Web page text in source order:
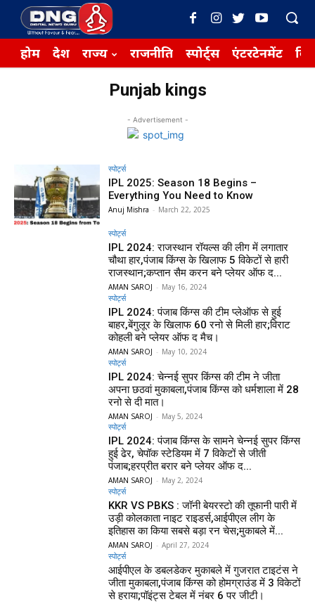
होम देश राज्य राजनीति स्पोर्ट्स एंटरटेनमेंट
Punjab kings
- Advertisement -
स्पोर्ट्स
IPL 2025: Season 18 Begins –
Everything You Need to Know
Anuj Mishra - March 22, 2025
स्पोर्ट्स
IPL 2024: राजस्थान रॉयल्स की लीग में लगातार
चौथा हार,पंजाब किंग्स के खिलाफ 5 विकेटों से हारी
राजस्थान;कप्तान सैम करन बने प्लेयर ऑफ द...
AMAN SAROJ - May 16, 2024
स्पोर्ट्स
IPL 2024: पंजाब किंग्स की टीम प्लेऑफ से हुई
बाहर,बेंगुलूर के खिलाफ 60 रनो से मिली हार;विराट
कोहली बने प्लेयर ऑफ द मैच।
AMAN SAROJ - May 10, 2024
स्पोर्ट्स
IPL 2024: चेन्नई सुपर किंग्स की टीम ने जीता
अपना छठवां मुकाबला,पंजाब किंग्स को धर्मशाला में 28
रनो से दी मात।
AMAN SAROJ - May 5, 2024
स्पोर्ट्स
IPL 2024: पंजाब किंग्स के सामने चेन्नई सुपर किंग्स
हुई ढेर, चेपॉक स्टेडियम में 7 विकेटों से जीती
पंजाब;हरप्रीत बरार बने प्लेयर ऑफ द...
AMAN SAROJ - May 2, 2024
स्पोर्ट्स
KKR VS PBKS : जॉनी बेयरस्टो की तूफानी पारी में
उड़ी कोलकाता नाइट राइडर्स,आईपीएल लीग के
इतिहास का किया सबसे बड़ा रन चेस;मुकाबले में...
AMAN SAROJ - April 27, 2024
स्पोर्ट्स
आईपीएल के डबलडेकर मुकाबले में गुजरात टाइटंस ने
जीता मुकाबला,पंजाब किंग्स को होमग्राउंड में 3 विकेटों
से हराया;पॉइंट्स टेबल में नंबर 6 पर जीटी।